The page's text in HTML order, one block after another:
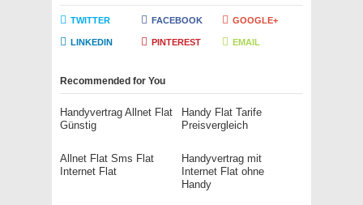
TWITTER FACEBOOK GOOGLE+
LINKEDIN PINTEREST EMAIL
Recommended for You
Handyvertrag Allnet Flat
Günstig
Handy Flat Tarife
Preisvergleich
Allnet Flat Sms Flat
Internet Flat
Handyvertrag mit
Internet Flat ohne
Handy